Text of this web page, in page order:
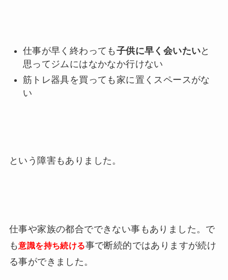
仕事が早く終わっても 子供に早く会いたいと
思ってジムにはなかなか行けない
筋トレ器具を買っても家に置くスペースがな
い
という障害もありました。
仕事や家族の都合でできない事もありました。で
も意識を持ち続ける事で断続的ではありますが続け
る事ができました。